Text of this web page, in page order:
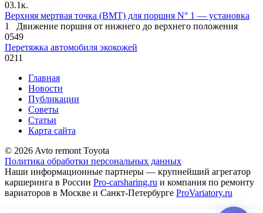
03.1к.
Верхняя мертвая точка (ВМТ) для поршня N° 1 — установка
1 Движение поршня от нижнего до верхнего положения
0549
Перетяжка автомобиля экокожей
0211
Главная
Новости
Публикации
Советы
Статьи
Карта сайта
© 2026 Avto remont Toyota
Политика обработки персональных данных
Наши информационные партнеры — крупнейший агрегатор
каршеринга в России Pro-carsharing.ru и компания по ремонту
вариаторов в Москве и Санкт-Петербурге ProVariatory.ru